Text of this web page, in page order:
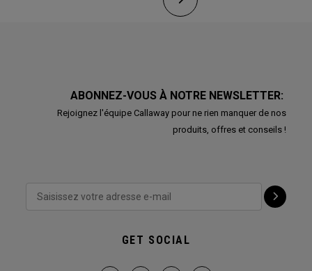
ABONNEZ-VOUS À NOTRE NEWSLETTER:
Rejoignez l'équipe Callaway pour ne rien manquer de nos
produits, offres et conseils !
GET SOCIAL